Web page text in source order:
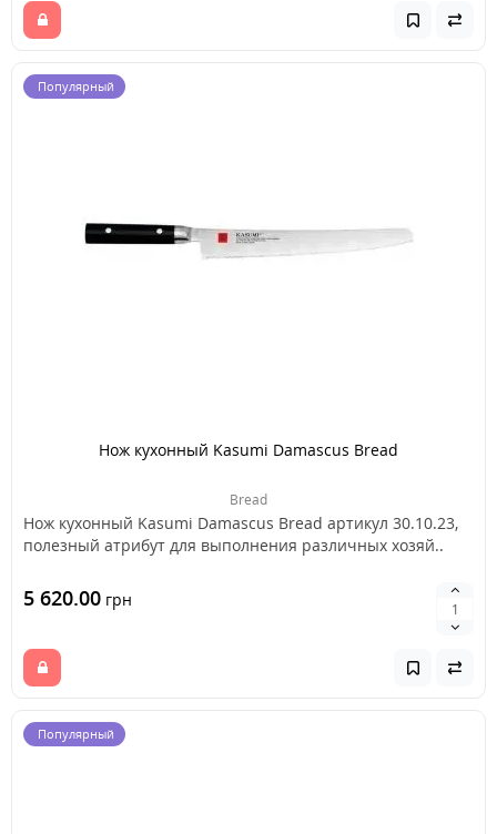
Популярный
Нож кухонный Kasumi Damascus Bread
Bread
Нож кухонный Kasumi Damascus Bread артикул 30.10.23,
полезный атрибут для выполнения различных хозяй..
5 620.00 грн
Популярный